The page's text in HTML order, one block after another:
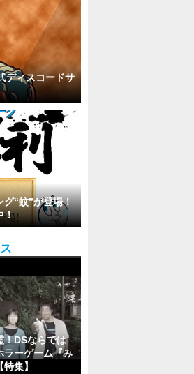
ディスコードサ
グ“蚊”が登場！
！
！DSならでは
ラーゲーム『み
集】